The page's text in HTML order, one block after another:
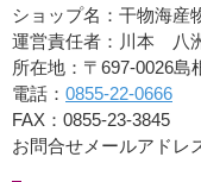
ショップ名：干物海
運営責任者：川本 八
所在地：〒697-0026島
電話： 0855-22-0666
FAX：0855-23-3845
お問合せメールアドレ